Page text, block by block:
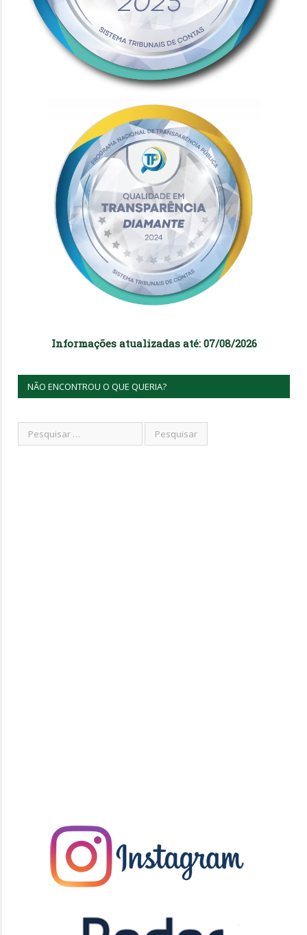
Informações atualizadas até: 07/08/2026
NÃO ENCONTROU O QUE QUERIA?